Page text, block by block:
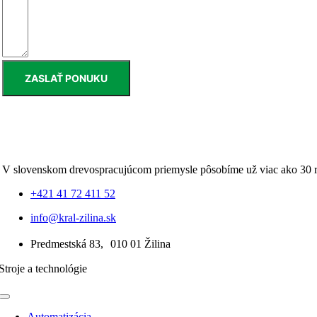
ZASLAŤ PONUKU
V slovenskom drevospracujúcom priemysle pôsobíme už viac ako 30
+421 41 72 411 52
info@kral-zilina.sk
Predmestská 83, 010 01 Žilina
a technológie
Toggle
Navigation